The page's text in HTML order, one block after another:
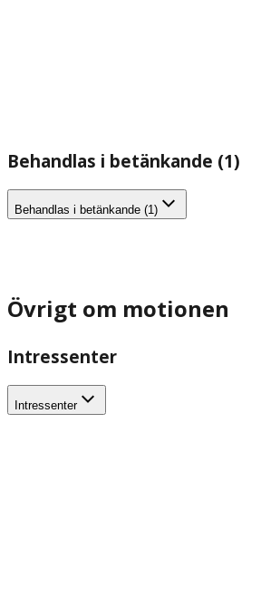
Behandlas i betänkande (1)
Behandlas i betänkande (1)
Övrigt om motionen
Intressenter
Intressenter